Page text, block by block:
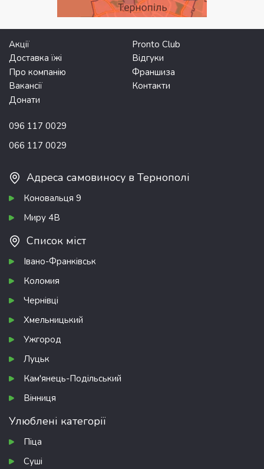
Акції
Pronto Club
Доставка їжі
Відгуки
Про компанію
Франшиза
Вакансії
Контакти
Донати
096 117 0029
066 117 0029
Адреса самовиносу в Тернополі
Коновальця 9
Миру 4В
Список міст
Івано-Франківськ
Коломия
Чернівці
Хмельницький
Ужгород
Луцьк
Кам'янець-Подільський
Вінниця
Улюблені категорії
Піца
Суші